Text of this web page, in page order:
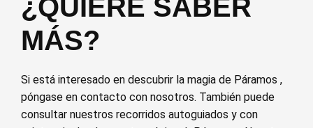
¿QUIERE SABER
MÁS?
Si está interesado en descubrir la magia de Páramos ,
póngase en contacto con nosotros. También puede
consultar nuestros recorridos autoguiados y con